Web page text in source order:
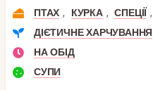
ПТАХ , КУРКА , СПЕЦІЇ ,
ДІЄТИЧНЕ ХАРЧУВАННЯ
НА ОБІД
СУПИ